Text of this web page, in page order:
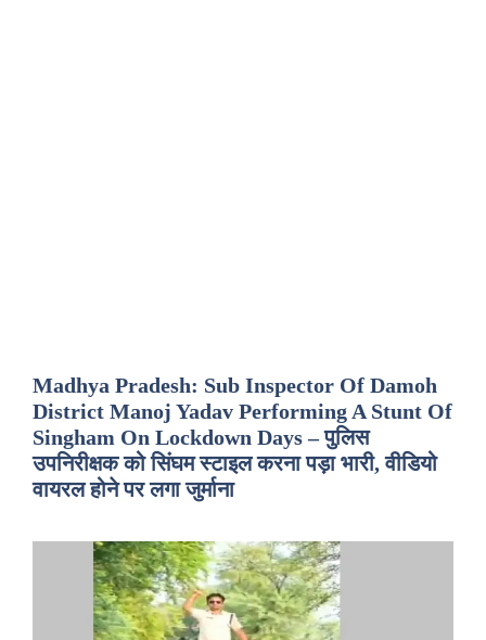
Madhya Pradesh: Sub Inspector Of Damoh
District Manoj Yadav Performing A Stunt Of
Singham On Lockdown Days – पुलिस
उपनिरीक्षक को सिंघम स्टाइल करना पड़ा भारी, वीडियो
वायरल होने पर लगा जुर्माना